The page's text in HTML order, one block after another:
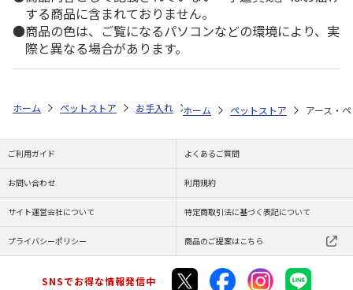
する商品に含まれておりません。
商品の色は、ご覧になるパソコンなどの環境により、実
際と異なる場合があります。
ホーム ペットストア お手入れ 虫よけ（猫用） アース・ペット
ホーム ペットストア アース・
ご利用ガイド よくあるご質問
お問い合わせ 利用規約
サイト運営会社について 特定商取引法に基づく表記について
プライバシーポリシー 商品のご提案はこちら
SNSでお得な情報発信中